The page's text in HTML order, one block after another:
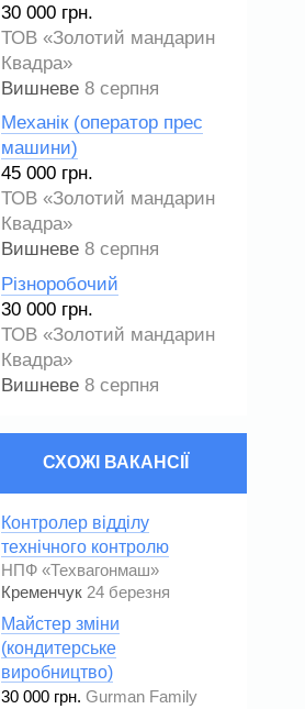
30 000 грн.
ТОВ «Золотий мандарин
Квадра»
Вишневе 8 серпня
Механік (оператор прес
машини)
45 000 грн.
ТОВ «Золотий мандарин
Квадра»
Вишневе 8 серпня
Різноробочий
30 000 грн.
ТОВ «Золотий мандарин
Квадра»
Вишневе 8 серпня
СХОЖІ ВАКАНСІЇ
Контролер відділу
технічного контролю
НПФ «Техвагонмаш»
Кременчук 24 березня
Майстер зміни
(кондитерське
виробництво)
30 000 грн. Gurman Family